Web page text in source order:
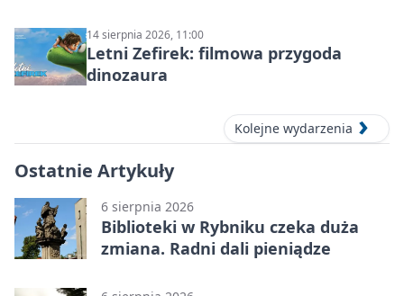
14 sierpnia 2026, 11:00
Letni Zefirek: filmowa przygoda
dinozaura
Kolejne wydarzenia
Ostatnie Artykuły
6 sierpnia 2026
Biblioteki w Rybniku czeka duża
zmiana. Radni dali pieniądze